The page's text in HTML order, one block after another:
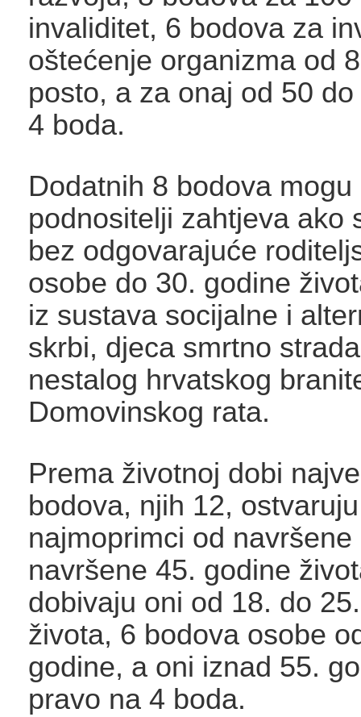
invaliditet, 6 bodova za
oštećenje organizma od
posto, a za onaj od 50
4 boda.
Dodatnih 8 bodova
podnositelji zahtjeva ako
bez odgovarajuće
osobe do 30. godine
iz sustava socijalne i
skrbi, djeca smrtno
nestalog hrvatskog
Domovinskog rata.
Prema životnoj dobi
bodova, njih 12, ostvaruju
najmoprimci od navršene
navršene 45. godine
dobivaju oni od 18. do
života, 6 bodova osobe
godine, a oni iznad 55.
pravo na 4 boda.